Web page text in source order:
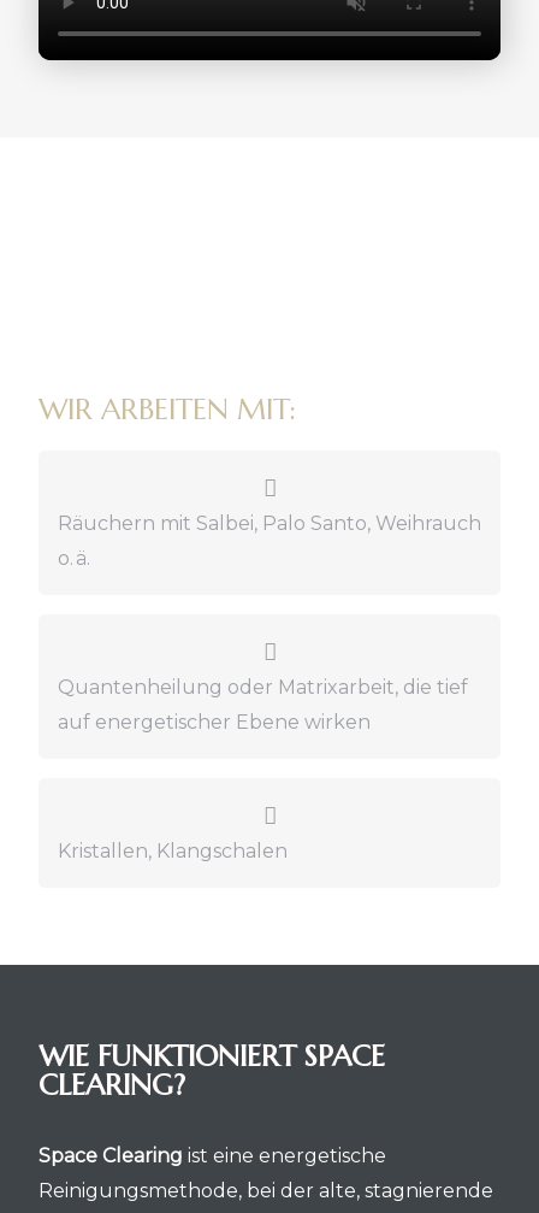
WIR ARBEITEN MIT:
Räuchern mit Salbei, Palo Santo, Weihrauch
o. ä.
Quantenheilung oder Matrixarbeit, die tief
auf energetischer Ebene wirken
Kristallen, Klangschalen
WIE FUNKTIONIERT SPACE
CLEARING?
Space Clearing ist eine energetische
Reinigungsmethode, bei der alte, stagnierende